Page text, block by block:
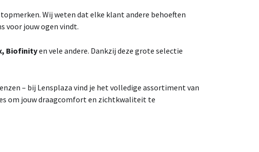
Wij weten dat elke klant andere behoeften
voor jouw ogen vindt.
Biofinityen vele andere. Dankzij deze grote selectie
– bij Lensplaza vind je het volledige assortiment van
om jouw draagcomfort en zichtkwaliteit te